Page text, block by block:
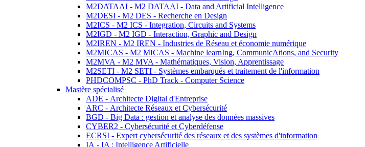
M2DATAAI - M2 DATAAI - Data and Artificial Intelligence
M2DESI - M2 DES - Recherche en Design
M2ICS - M2 ICS - Integration, Circuits and Systems
M2IGD - M2 IGD - Interaction, Graphic and Design
M2IREN - M2 IREN - Industries de Réseau et économie numérique
M2MICAS - M2 MICAS - Machine learnIng, CommunicAtions, and Security
M2MVA - M2 MVA - Mathématiques, Vision, Apprentissage
M2SETI - M2 SETI - Systèmes embarqués et traitement de l'information
PHDCOMPSC - PhD Track - Computer Science
Mastère spécialisé
ADE - Architecte Digital d'Entreprise
ARC - Architecte Réseaux et Cybersécurité
BGD - Big Data : gestion et analyse des données massives
CYBER2 - Cybersécurité et Cyberdéfense
ECRSI - Expert cybersécurité des réseaux et des systèmes d'information
IA - IA : Intelligence Artificielle